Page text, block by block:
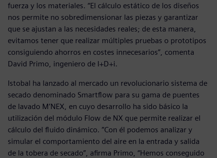
fuerza y los materiales. “El cálculo estático de los diseños
nos permite no sobredimensionar las piezas y garantizar
que se ajustan a las necesidades reales; de esta manera,
evitamos tener que realizar múltiples pruebas o prototipos
consiguiendo ahorros en costes innecesarios”, comenta
David Primo, ingeniero de I+D+i.
Istobal ha lanzado al mercado un revolucionario sistema de
secado denominado Smartflow para su gama de puentes
de lavado M’NEX, en cuyo desarrollo ha sido básico la
utilización del módulo Flow de NX que permite realizar el
cálculo del fluido dinámico. ”Con él podemos analizar y
simular el comportamiento del aire en la entrada y salida
de la tobera de secado”, afirma Primo, “Hemos conseguido